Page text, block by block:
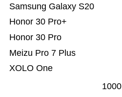
XOLO One
Meizu Pro 7 Plus
Honor 30 Pro
Honor 30 Pro+
Samsung Galaxy S20
1000